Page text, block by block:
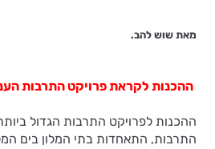
מאת שוש להב.
ההכנות לקראת פרויקט התרבות הענק של הקיץ הושלמו. פסטיבל
התרבות, התאחדות בתי המלון בים